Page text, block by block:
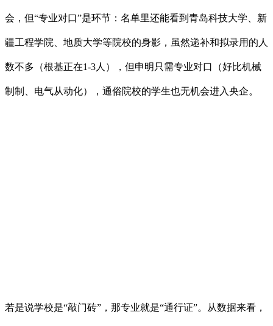
会，但“专业对口”是环节：名单里还能看到青岛科技大学、新
疆工程学院、地质大学等院校的身影，虽然递补和拟录用的人
数不多（根基正在1-3人），但申明只需专业对口（好比机械
制制、电气从动化），通俗院校的学生也无机会进入央企。
若是说学校是“敲门砖”，那专业就是“通行证”。从数据来看，